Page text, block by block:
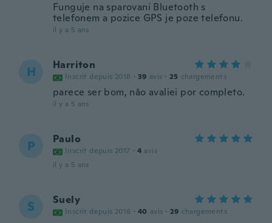
Funguje na sparovaní Bluetooth s
telefonem a pozice GPS je poze telefonu.
il y a 5 ans
H Harriton
Inscrit depuis 2018 · 39 avis · 25 chargements
parece ser bom, não avaliei por completo.
il y a 5 ans
P Paulo
Inscrit depuis 2017 · 4 avis
il y a 5 ans
S Suely
Inscrit depuis 2016 · 40 avis · 29 chargements